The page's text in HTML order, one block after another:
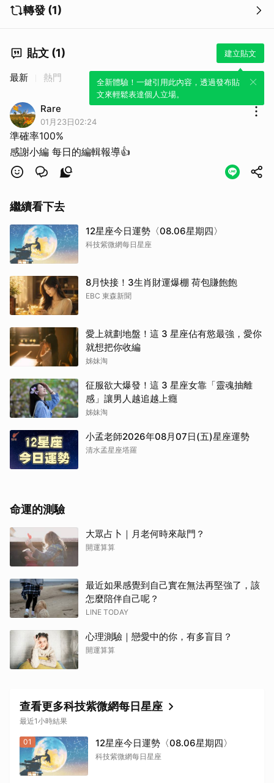
轉發 (1)
貼文 (1) 建立貼文
全新體驗！一鍵引用此內容，透過發布貼
文來輕鬆表達個人立場。
最新 熱門
Rare
01月23日02:24
準確率100%
感謝小編 每日的編輯報導👍
繼續看下去
12星座今日運勢〈08.06星期四〉
科技紫微網每日星座
8月快接！3生肖財運爆棚 荷包賺飽飽
EBC 東森新聞
愛上就劃地盤！這 3 星座佔有慾最強，愛你
就想把你收編
姊妹淘
征服欲大爆發！這 3 星座女靠「靈魂抽離
感」讓男人越追越上癮
姊妹淘
小孟老師2026年08月07日(五)星座運勢
清水孟星座塔羅
命運的測驗
大眾占卜｜月老何時來敲門？
開運算算
最近如果感覺到自己實在無法再堅強了，該
怎麼陪伴自己呢？
LINE TODAY
心理測驗｜戀愛中的你，有多盲目？
開運算算
查看更多科技紫微網每日星座
最近1小時結果
01 12星座今日運勢〈08.06星期四〉
科技紫微網每日星座